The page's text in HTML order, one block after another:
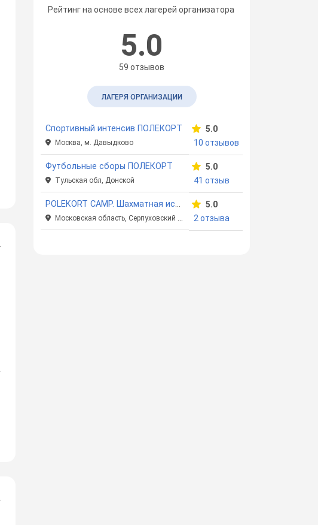
Рейтинг на основе всех лагерей организатора
5.0
59 отзывов
ЛАГЕРЯ ОРГАНИЗАЦИИ
Спортивный интенсив ПОЛЕКОРТ
Москва, м. Давыдково
5.0
10 отзывов
Футбольные сборы ПОЛЕКОРТ
Тульская обл, Донской
5.0
41 отзыв
POLEKORT CAMP. Шахматная история
Московская область, Серпуховский район
5.0
2 отзыва